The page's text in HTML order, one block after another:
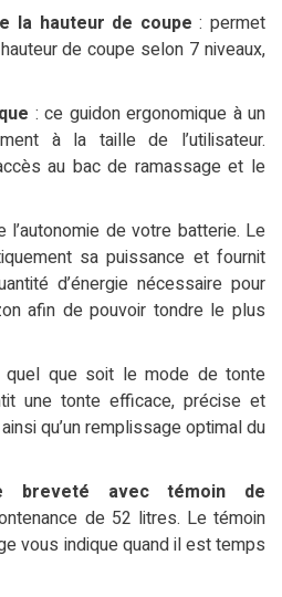
la hauteur de coupe : permet
de coupe selon 7 niveaux,
: ce guidon ergonomique à un
à la taille de l’utilisateur.
au bac de ramassage et le
l’autonomie de votre batterie. Le
sa puissance et fournit
d’énergie nécessaire pour
afin de pouvoir tondre le plus
quel que soit le mode de tonte
une tonte efficace, précise et
qu’un remplissage optimal du
breveté avec témoin de
de 52 litres. Le témoin
vous indique quand il est temps